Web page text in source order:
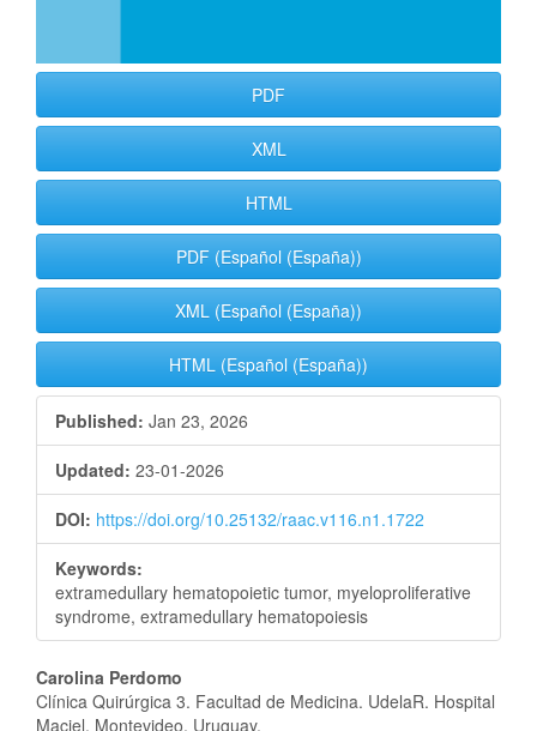
PDF
XML
HTML
PDF (Español (España))
XML (Español (España))
HTML (Español (España))
Published: Jan 23, 2026
Updated: 23-01-2026
DOI: https://doi.org/10.25132/raac.v116.n1.1722
Keywords:
extramedullary hematopoietic tumor, myeloproliferative
syndrome, extramedullary hematopoiesis
Main
Carolina Perdomo
Clínica Quirúrgica 3. Facultad de Medicina. UdelaR. Hospital
Maciel. Montevideo. Uruguay.